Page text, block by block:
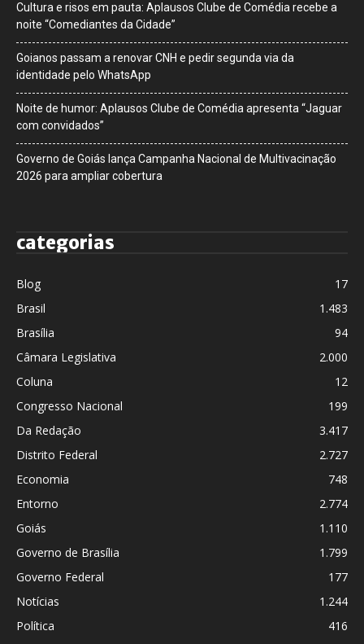
Cultura e risos em pauta: Aplausos Clube de Comédia recebe a
noite “Comediantes da Cidade”
Goianos passam a renovar CNH e pedir segunda via da
identidade pelo WhatsApp
Noite de humor: Aplausos Clube de Comédia apresenta “Jaguar
com convidados”
Governo de Goiás lança Campanha Nacional de Multivacinação
2026 para ampliar cobertura
categorias
Blog
17
Brasil
1.483
Brasília
94
Câmara Legislativa
2.000
Coluna
12
Congresso Nacional
199
Da Redação
3.417
Distrito Federal
2.727
Economia
748
Entorno
2.774
Goiás
1.110
Governo de Brasília
1.799
Governo Federal
177
Notícias
1.244
Política
416